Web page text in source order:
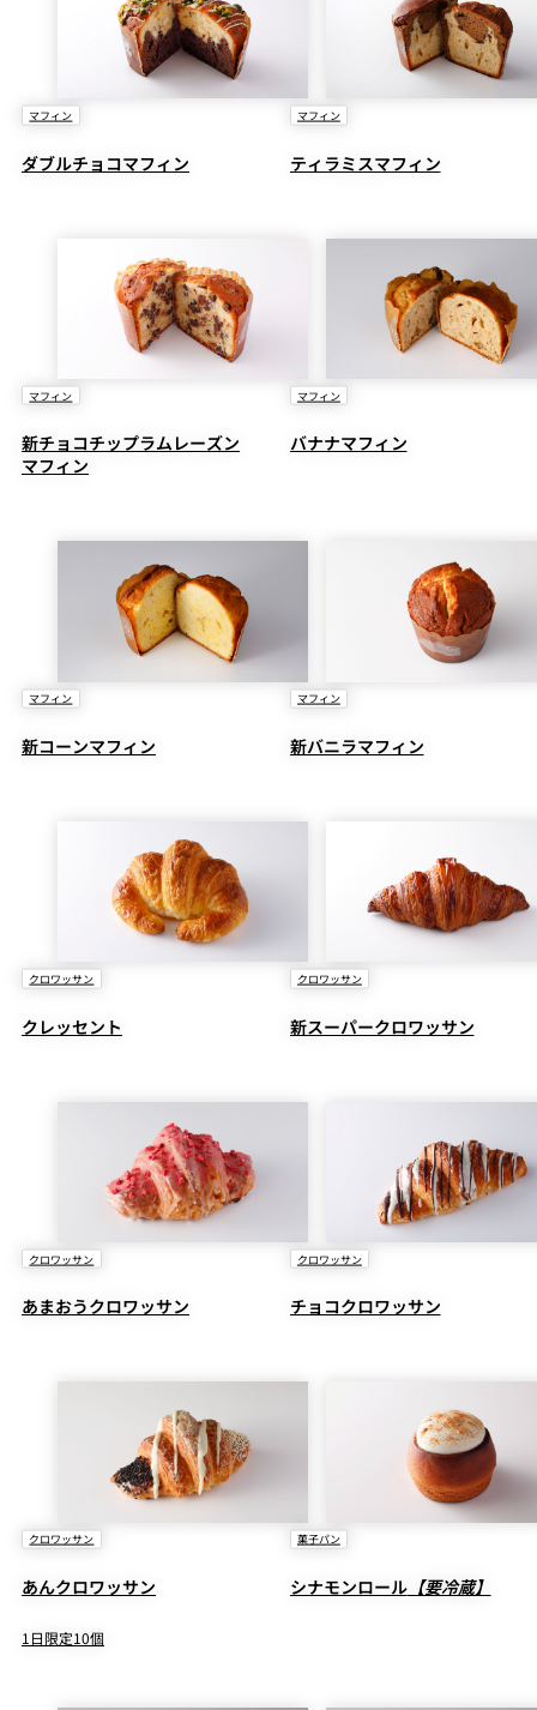
マフィン
ダブルチョコマフィン
マフィン
ティラミスマフィン
マフィン
新チョコチップラムレーズン
マフィン
マフィン
バナナマフィン
マフィン
新コーンマフィン
マフィン
新バニラマフィン
クロワッサン
クレッセント
クロワッサン
新スーパークロワッサン
クロワッサン
あまおうクロワッサン
クロワッサン
チョコクロワッサン
クロワッサン
あんクロワッサン
1日限定10個
菓子パン
シナモンロール【要冷蔵】